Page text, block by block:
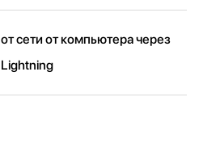
от сети от компьютера через
Lightning